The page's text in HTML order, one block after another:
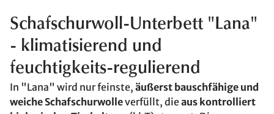
Schafschurwoll-Unterbett "Lana"
- klimatisierend und
feuchtigkeits-regulierend
In "Lana" wird nur feinste, äußerst bauschfähige und
weiche Schafschurwolleverfüllt, dieaus kontrolliert